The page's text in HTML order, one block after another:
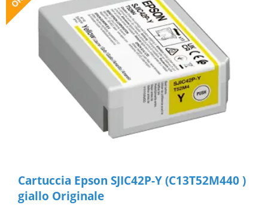
Cartuccia Epson SJIC42P-Y (C13T52M440 )
giallo Originale